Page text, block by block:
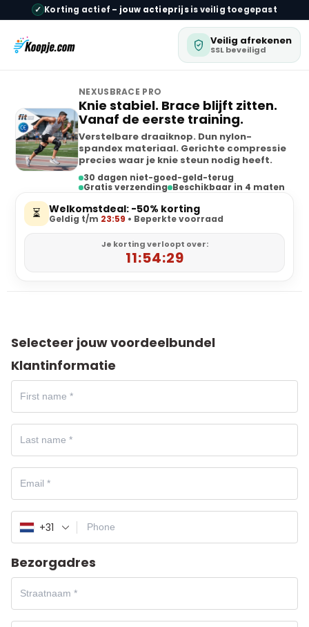
✓ Korting actief – jouw actieprijsis veilig toegepast
Veilig afrekenen
SSL beveiligd
NEXUSBRACE PRO
Knie stabiel. Brace blijft zitten.
Vanaf de eerste training.
Verstelbare draaiknop. Dun nylon-
spandex materiaal. Gerichte compressie
precies waar je knie steun nodig heeft.
30 dagen niet-goed-geld-terug
Gratis verzending Beschikbaar in 4 maten
⏳ Welkomstdeal: -50% korting
Geldig t/m 23:59 • Beperkte voorraad
Je korting verloopt over:
11:54:29
Selecteer jouw voordeelbundel
Klantinformatie
+31
Bezorgadres